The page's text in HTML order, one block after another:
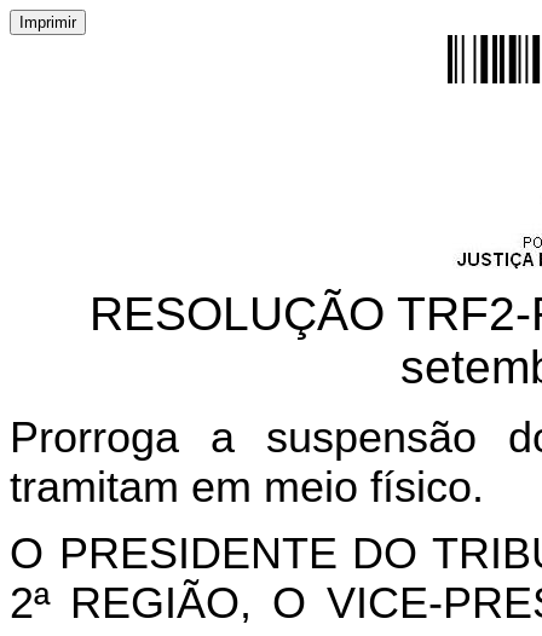
RESOLUÇÃO
Prorroga a suspensão
tramitam em meio físico.
O PRESIDENTE DO
2ª REGIÃO, O VICE-